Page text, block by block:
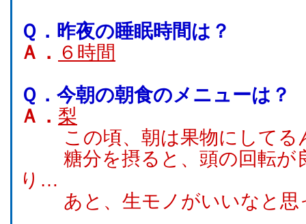
Ｑ． 昨夜の睡眠時間は？
Ａ． ６時間
Ｑ． 今朝の朝食のメニューは？
Ａ． 梨
この頃、朝は果物にしてる
糖分を摂ると、頭の回転が
り…
あと、生モノがいいなと思